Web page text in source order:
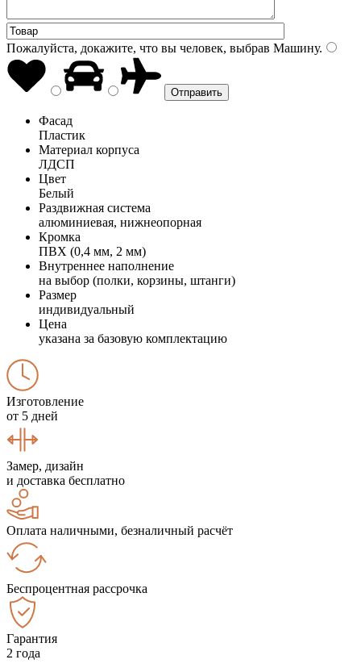
Пожалуйста, докажите, что вы человек, выбрав Машину.
Фасад
Пластик
Материал корпуса
ЛДСП
Цвет
Белый
Раздвижная система
алюминиевая, нижнеопорная
Кромка
ПВХ (0,4 мм, 2 мм)
Внутреннее наполнение
на выбор (полки, корзины, штанги)
Размер
индивидуальный
Цена
указана за базовую комплектацию
Изготовление
от 5 дней
Замер, дизайн
и доставка бесплатно
Оплата наличными, безналичный расчёт
Беспроцентная рассрочка
Гарантия
2 года